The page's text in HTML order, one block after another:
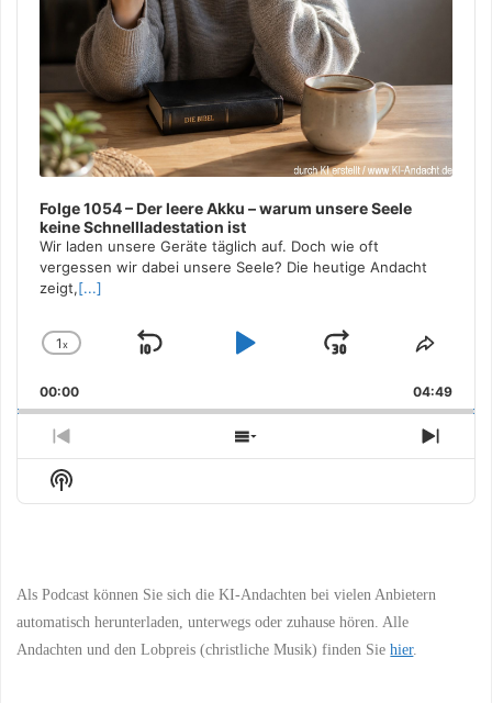
Folge 1054 – Der leere Akku – warum unsere Seele
keine Schnellladestation ist
Wir laden unsere Geräte täglich auf. Doch wie oft
vergessen wir dabei unsere Seele? Die heutige Andacht
zeigt,[...]
Change
Rate
1x
Skip
Play
Jump
Forward
Share
00:00 04:49
Previous
Episode
Show
Episodes
Next
Show
Podcast
Als Podcast können Sie sich die KI-Andachten bei vielen Anbietern
automatisch herunterladen, unterwegs oder zuhause hören. Alle
Andachten und den Lobpreis (christliche Musik) finden Siehier.